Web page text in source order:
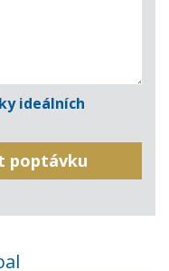
ideálních